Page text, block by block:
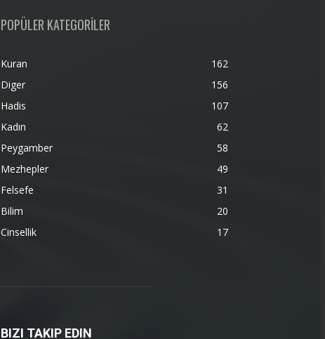
POPÜLER KATEGORİLER
Kuran
162
Diger
156
Hadis
107
Kadın
62
Peygamber
58
Mezhepler
49
Felsefe
31
Bilim
20
Cinsellik
17
BIZI TAKIP EDIN